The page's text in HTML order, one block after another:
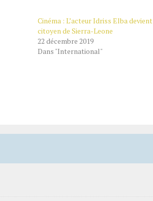
Cinéma : L’acteur Idriss Elba devient
citoyen de Sierra-Leone
22 décembre 2019
Dans "International"